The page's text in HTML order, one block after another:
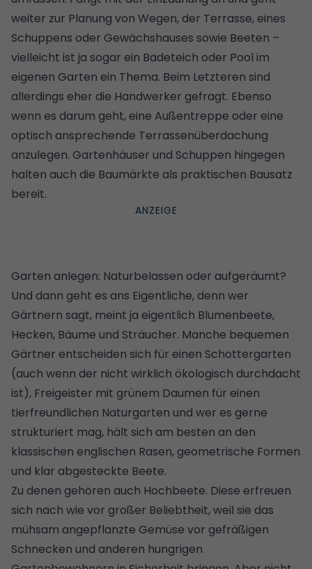
weiter zur Planung von Wegen, der Terrasse, eines
Schuppens oder Gewächshauses sowie Beeten –
vielleicht ist ja sogar ein Badeteich oder Pool im
eigenen Garten ein Thema. Beim Letzteren sind
allerdings eher die Handwerker gefragt. Ebenso
wenn es darum geht, eine Außentreppe oder eine
optisch ansprechende Terrassenüberdachung
anzulegen. Gartenhäuser und Schuppen hingegen
halten auch die Baumärkte als praktischen Bausatz
bereit.
Garten anlegen: Naturbelassen oder aufgeräumt?
Und dann geht es ans Eigentliche, denn wer
Gärtnern sagt, meint ja eigentlich Blumenbeete,
Hecken, Bäume und Sträucher. Manche bequemen
Gärtner entscheiden sich für einen Schottergarten
(auch wenn der nicht wirklich ökologisch durchdacht
ist), Freigeister mit grünem Daumen für einen
tierfreundlichen Naturgarten und wer es gerne
strukturiert mag, hält sich am besten an den
klassischen englischen Rasen, geometrische Formen
und klar abgesteckte Beete.
Zu denen gehören auch Hochbeete. Diese erfreuen
sich nach wie vor großer Beliebtheit, weil sie das
mühsam angepflanzte Gemüse vor gefräßigen
Schnecken und anderen hungrigen